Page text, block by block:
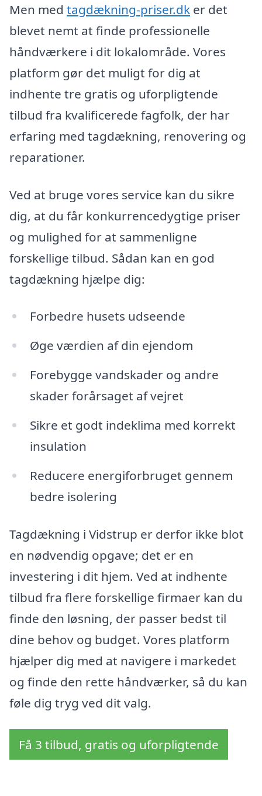
Men med tagdækning-priser.dk er det
blevet nemt at finde professionelle
håndværkere i dit lokalområde. Vores
platform gør det muligt for dig at
indhente tre gratis og uforpligtende
tilbud fra kvalificerede fagfolk, der har
erfaring med tagdækning, renovering og
reparationer.
Ved at bruge vores service kan du sikre
dig, at du får konkurrencedygtige priser
og mulighed for at sammenligne
forskellige tilbud. Sådan kan en god
tagdækning hjælpe dig:
Forbedre husets udseende
Øge værdien af din ejendom
Forebygge vandskader og andre
skader forårsaget af vejret
Sikre et godt indeklima med korrekt
insulation
Reducere energiforbruget gennem
bedre isolering
Tagdækning i Vidstrup er derfor ikke blot
en nødvendig opgave; det er en
investering i dit hjem. Ved at indhente
tilbud fra flere forskellige firmaer kan du
finde den løsning, der passer bedst til
dine behov og budget. Vores platform
hjælper dig med at navigere i markedet
og finde den rette håndværker, så du kan
føle dig tryg ved dit valg.
Få 3 tilbud, gratis og uforpligtende